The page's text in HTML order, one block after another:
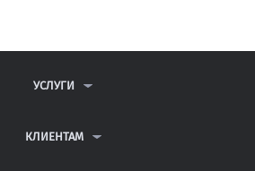
УСЛУГИ
ДИПЛОМНЫЕ РАБОТЫ
КЛИЕНТАМ